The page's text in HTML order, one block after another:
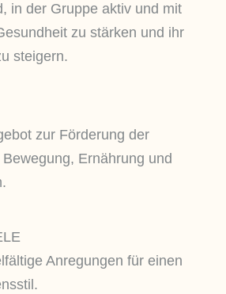
in der Gruppe aktiv und mit
zu stärken und ihr
steigern.
zur Förderung der
Ernährung und
Anregungen für einen